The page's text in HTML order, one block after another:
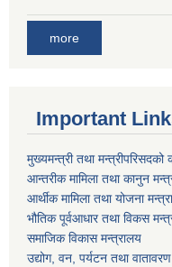
more
Important
मुख्यमन्त्री तथा मन्त्रीपरिसदको
आन्तरीक मामिला तथा कानुन
आर्थीक मामिला तथा योजना
भौतिक पूर्वआधार तथा विकस
समाजिक विकास मन्त्रालय
उद्योग, वन, पर्यटन तथा